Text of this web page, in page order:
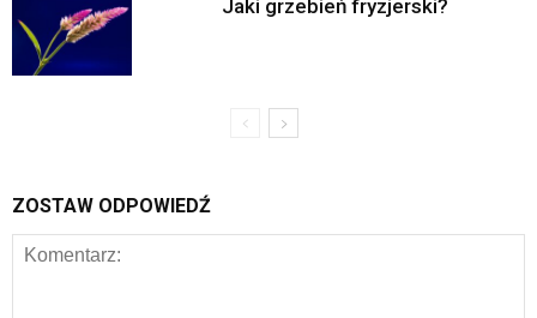
Jaki grzebień fryzjerski?
ZOSTAW ODPOWIEDŹ